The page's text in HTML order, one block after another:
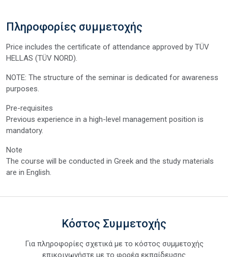
Πληροφορίες συμμετοχής
Price includes the certificate of attendance approved by TÜV
HELLAS (TÜV NORD).
NOTE: The structure of the seminar is dedicated for awareness
purposes.
Pre-requisites
Previous experience in a high-level management position is
mandatory.
Note
The course will be conducted in Greek and the study materials
are in English.
Κόστος Συμμετοχής
Για πληροφορίες σχετικά με το κόστος συμμετοχής
επικοινωνήστε με το φορέα εκπαίδευσης